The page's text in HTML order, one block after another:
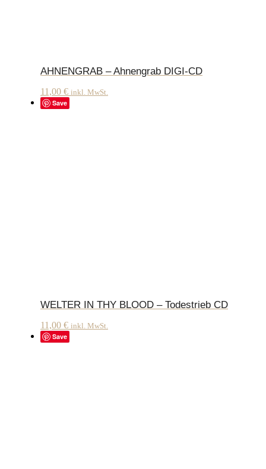
AHNENGRAB – Ahnengrab DIGI-CD
11,00 € inkl. MwSt.
Save
WELTER IN THY BLOOD – Todestrieb CD
11,00 € inkl. MwSt.
Save